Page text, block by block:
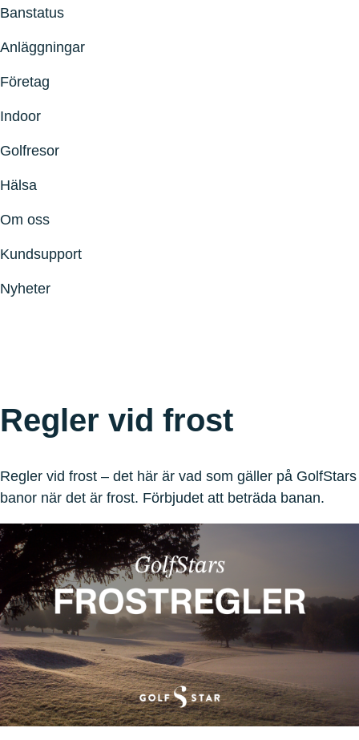
Banstatus
Anläggningar
Företag
Indoor
Golfresor
Hälsa
Om oss
Kundsupport
Nyheter
Regler vid frost
Regler vid frost – det här är vad som gäller på GolfStars
banor när det är frost. Förbjudet att beträda banan.